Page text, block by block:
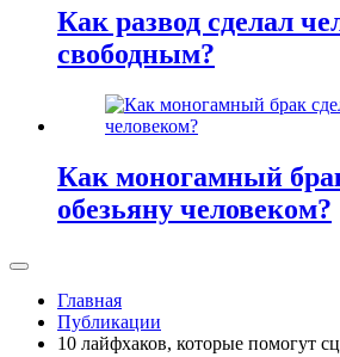
Как развод сделал
свободным?
Как моногамный
обезьяну человеком?
Главная
Публикации
10 лайфхаков, которые помогут